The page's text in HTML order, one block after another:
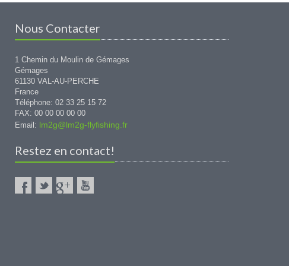
Nous Contacter
1 Chemin du Moulin de Gémages
Gémages
61130 VAL-AU-PERCHE
France
Téléphone: 02 33 25 15 72
FAX: 00 00 00 00 00
Email: lm2g@lm2g-flyfishing.fr
Restez en contact!